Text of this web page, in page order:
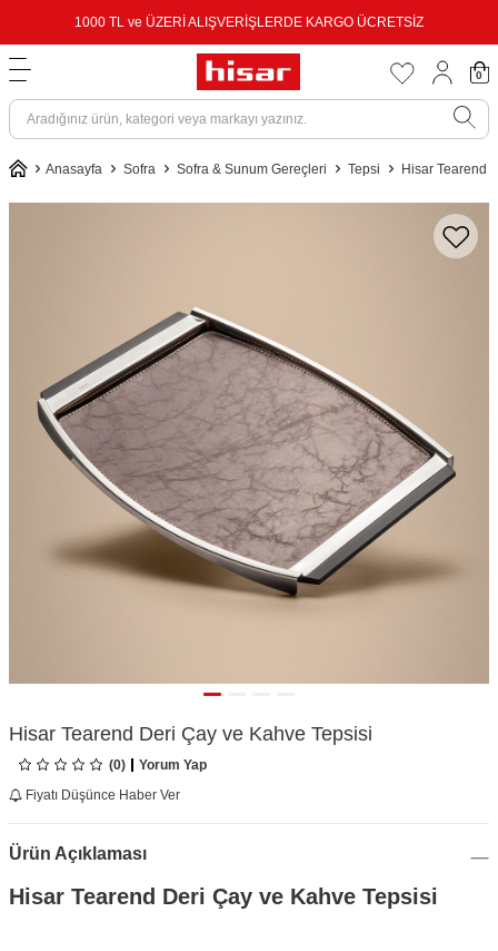
1000 TL ve ÜZERİ ALIŞVERİŞLERDE KARGO ÜCRETSİZ
0
Anasayfa Sofra Sofra & Sunum Gereçleri Tepsi Hisar Tearend
Hisar Tearend Deri Çay ve Kahve Tepsisi
(0)
Yorum Yap
Fiyatı Düşünce Haber Ver
Ürün Açıklaması
Hisar Tearend Deri Çay ve Kahve Tepsisi